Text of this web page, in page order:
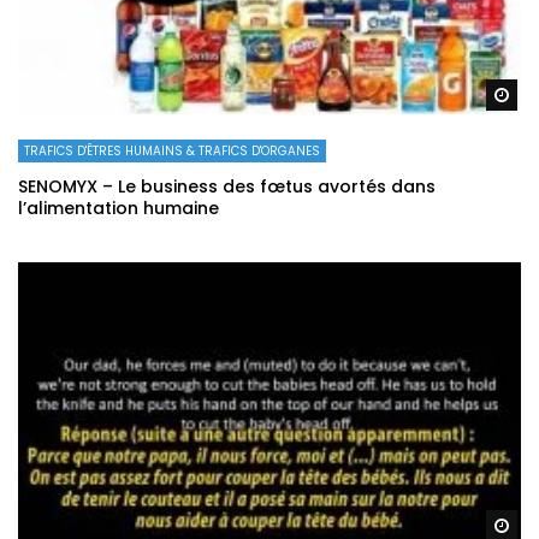
TRAFICS D'ÊTRES HUMAINS & TRAFICS D'ORGANES
SENOMYX – Le business des fœtus avortés dans
l’alimentation humaine